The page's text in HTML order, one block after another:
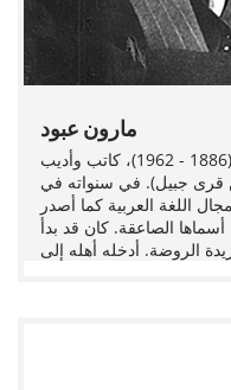
مارون عبود
مارون بن حنا بن الخوري يوحنا عبّود (1886 - 1962)، كاتب وأديب
قرى جبيل). في سنواته في
اللغة العربية كما أصدر
الصاعقة. كان قد بدأ